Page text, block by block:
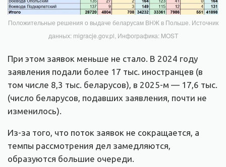
Положительные решения о выдаче беларусам ВНЖ в Польше. Источник
данных: migracje.gov.pl, Инфографика: MOST
При этом заявок меньше не стало. В 2024 году
заявления подали более 17 тыс. иностранцев (в
том числе 8,3 тыс. беларусов), в 2025-м — 17,6 тыс.
(число беларусов, подавших заявления, почти не
изменилось).
Из-за того, что поток заявок не сокращается, а
темпы рассмотрения дел замедляются,
образуются большие очереди.